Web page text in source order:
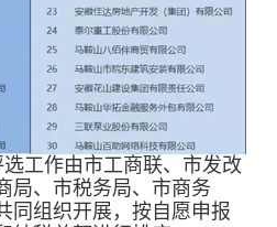
工作由市工商联、市发改
局、市税务局、市商务
同组织开展，按自愿申报